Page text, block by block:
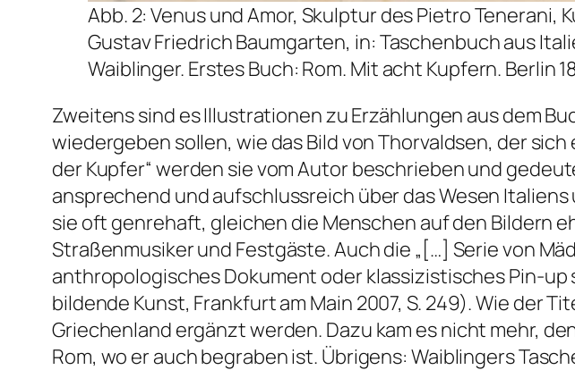
Abb. 2: Venus und Amor, Skulptur des Pietro
Gustav Friedrich Baumgarten, in: Taschenbuch aus
Waiblinger. Erstes Buch: Rom. Mit acht Kupfern. Berlin
Zweitens sind es Illustrationen zu Erzählungen aus dem
wiedergeben sollen, wie das Bild von Thorvaldsen, der
der Kupfer“ werden sie vom Autor beschrieben und
ansprechend und aufschlussreich über das Wesen
sie oft genrehaft, gleichen die Menschen auf den Bildern
Straßenmusiker und Festgäste. Auch die „[…] Serie von
anthropologisches Dokument oder klassizistisches Pin-up
bildende Kunst, Frankfurt am Main 2007, S. 249). Wie der
Griechenland ergänzt werden. Dazu kam es nicht mehr,
Rom, wo er auch begraben ist. Übrigens: Waiblingers